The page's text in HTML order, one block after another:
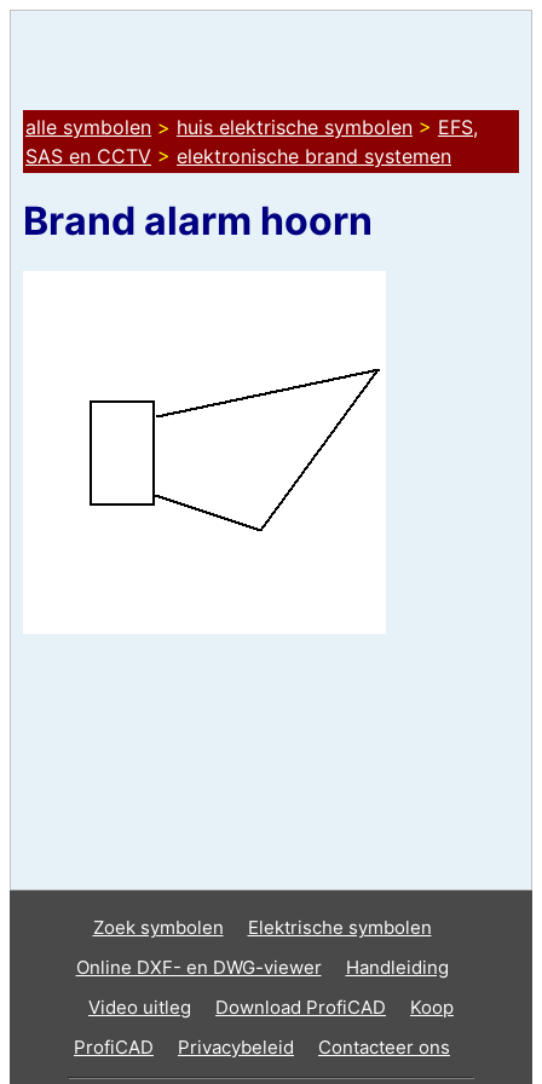
alle symbolen > huis elektrische symbolen > EFS,
SAS en CCTV > elektronische brand systemen
Brand alarm hoorn
Zoek symbolen
Elektrische symbolen
Online DXF- en DWG-viewer
Handleiding
Video uitleg
Download ProfiCAD
Koop
ProfiCAD
Privacybeleid Contacteer ons